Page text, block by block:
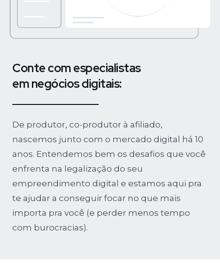
Conte com especialistas
em negócios digitais:
De produtor, co-produtor à afiliado,
nascemos junto com o mercado digital há 10
anos. Entendemos bem os desafios que você
enfrenta na legalização do seu
empreendimento digital e estamos aqui pra
te ajudar a conseguir focar no que mais
importa pra você (e perder menos tempo
com burocracias).